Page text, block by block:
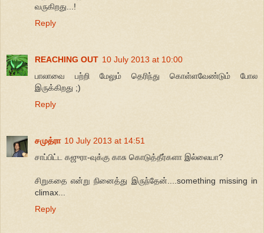
வருகிறது...!
Reply
REACHING OUT 10 July 2013 at 10:00
பாலாவை பற்றி மேலும் தெரிந்து கொள்ளவேண்டும் போல
இருக்கிறது ;)
Reply
சமுத்ரா 10 July 2013 at 14:51
சாப்பிட்ட கஜுரா-வுக்கு காசு கொடுத்தீர்களா இல்லையா?
சிறுகதை என்று நினைத்து இருந்தேன்....something missing in
climax...
Reply